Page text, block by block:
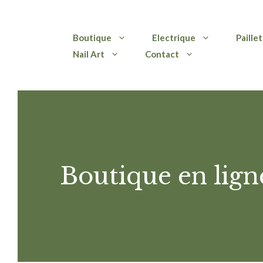
Boutique Electrique
Nail Art
Contact
Boutique en